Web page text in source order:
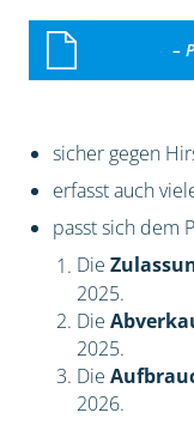
–
sicher gegen
erfasst auch
passt sich dem
Die
2025.
Die
2025.
Die
2026.